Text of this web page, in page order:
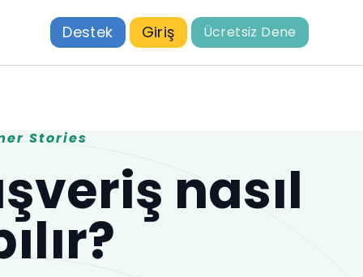
Destek Giriş Ücretsiz Dene
Stories
nasıl